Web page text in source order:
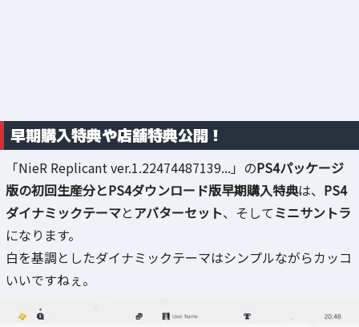
早期購入特典や店舗特典公開！
「NieR Replicant ver.1.22474487139...」のPS4パッケージ
版の初回生産分とPS4ダウンロード版早期購入特典は、 PS4
ダイナミックテーマとアバターセット、そしてミニサントラ
になります。
白を基調としたダイナミックテーマはシンプルながらカッコ
いいですねぇ。